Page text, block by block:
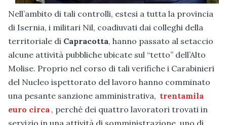
Nell’ambito di tali controlli, estesi a tutta la provincia
di Isernia, i militari Nil, coadiuvati dai colleghi della
territoriale di Capracotta, hanno passato al setaccio
alcune attività pubbliche ubicate sul “tetto” dell’Alto
Molise. Proprio nel corso di tali verifiche i Carabinieri
del Nucleo ispettorato del lavoro hanno comminato
una pesante sanzione amministrativa, trentamila
euro circa , perché dei quattro lavoratori trovati in